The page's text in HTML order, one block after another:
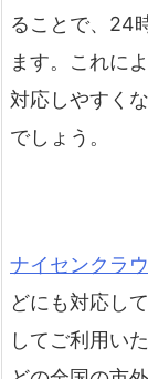
ることで、24
ます。これに
対応しやすく
でしょう。
ナイセンクラ
どにも対応し
してご利用い